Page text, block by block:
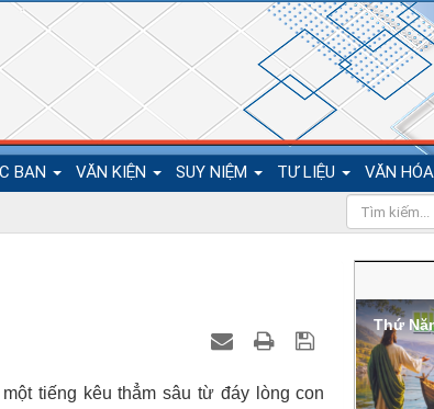
BAN VĂN KIỆN SUY NIỆM TƯ LIỆU VĂN
tiếng kêu thẳm sâu từ đáy lòng con
Thứ